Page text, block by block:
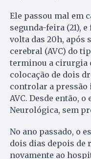
Ele passou mal em
segunda-feira (21),
volta das 20h, após
cerebral (AVC) do
terminou a cirurgia
colocação de dois
controlar a
AVC. Desde então,
Neurológica, sem
No ano passado, o
dois dias depois de
novamente ao